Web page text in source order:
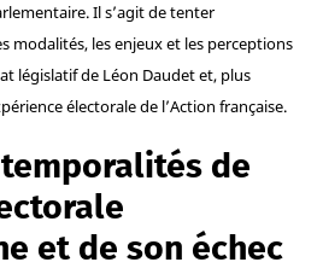
Il s’agit de tenter
modalités, les enjeux et les perceptions
législatif de Léon Daudet et, plus
électorale de l’Action française.
de
et de son échec